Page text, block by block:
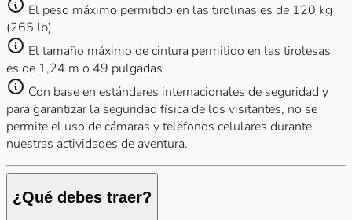
El peso máximo permitido en las tirolinas es de 120 kg
(265 lb)
El tamaño máximo de cintura permitido en las tirolesas
es de 1,24 m o 49 pulgadas
Con base en estándares internacionales de seguridad y
para garantizar la seguridad física de los visitantes, no se
permite el uso de cámaras y teléfonos celulares durante
nuestras actividades de aventura.
¿Qué debes traer?